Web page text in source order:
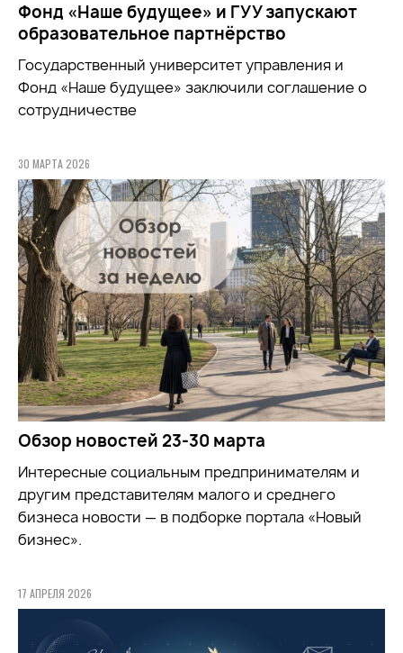
Фонд «Наше будущее» и ГУУ запускают
образовательное партнёрство
Государственный университет управления и
Фонд «Наше будущее» заключили соглашение о
сотрудничестве
30 МАРТА 2026
Обзор новостей 23-30 марта
Интересные социальным предпринимателям и
другим представителям малого и среднего
бизнеса новости — в подборке портала «Новый
бизнес».
17 АПРЕЛЯ 2026